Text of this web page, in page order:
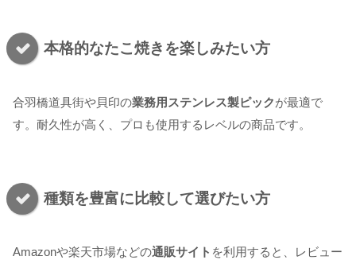
本格的なたこ焼きを楽しみたい方
合羽橋道具街や貝印の業務用ステンレス製ピックが最適で
す。耐久性が高く、プロも使用するレベルの商品です。
種類を豊富に比較して選びたい方
Amazonや楽天市場などの通販サイト を利用すると、レビュー